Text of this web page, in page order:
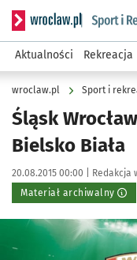
Serwis informacyjny
Aktualności Rekreacja
wroclaw.pl Sport i
Śląsk
Bielsko Biała
Data publikacji:
20.08.2015 00:00 | Autor:
Redakcja
Materiał archiwalny
Kliknij, aby powiększyć